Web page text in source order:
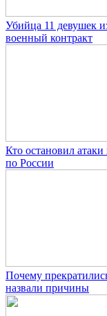
Убийца 11 девушек
военный контракт
Кто остановил
по России
Почему
назвали причины